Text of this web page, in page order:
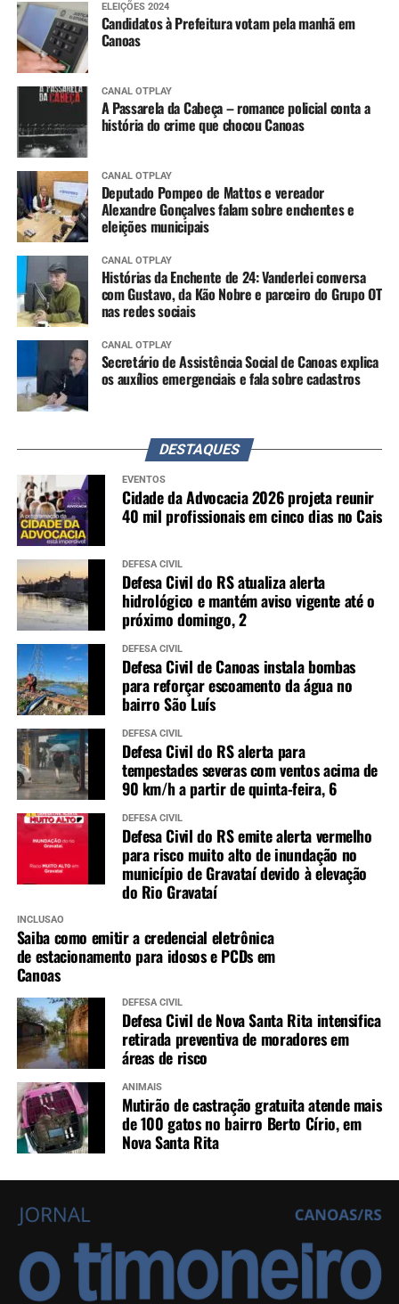
ELEIÇÕES 2024
Candidatos à Prefeitura votam pela manhã em
Canoas
CANAL OTPLAY
A Passarela da Cabeça – romance policial conta a
história do crime que chocou Canoas
CANAL OTPLAY
Deputado Pompeo de Mattos e vereador
Alexandre Gonçalves falam sobre enchentes e
eleições municipais
CANAL OTPLAY
Histórias da Enchente de 24: Vanderlei conversa
com Gustavo, da Kão Nobre e parceiro do Grupo OT
nas redes sociais
CANAL OTPLAY
Secretário de Assistência Social de Canoas explica
os auxílios emergenciais e fala sobre cadastros
DESTAQUES
EVENTOS
Cidade da Advocacia 2026 projeta reunir
40 mil profissionais em cinco dias no Cais
DEFESA CIVIL
Defesa Civil do RS atualiza alerta
hidrológico e mantém aviso vigente até o
próximo domingo, 2
DEFESA CIVIL
Defesa Civil de Canoas instala bombas
para reforçar escoamento da água no
bairro São Luís
DEFESA CIVIL
Defesa Civil do RS alerta para
tempestades severas com ventos acima de
90 km/h a partir de quinta-feira, 6
DEFESA CIVIL
Defesa Civil do RS emite alerta vermelho
para risco muito alto de inundação no
município de Gravataí devido à elevação
do Rio Gravataí
INCLUSÃO
Saiba como emitir a credencial eletrônica
de estacionamento para idosos e PCDs em
Canoas
DEFESA CIVIL
Defesa Civil de Nova Santa Rita intensifica
retirada preventiva de moradores em
áreas de risco
ANIMAIS
Mutirão de castração gratuita atende mais
de 100 gatos no bairro Berto Círio, em
Nova Santa Rita